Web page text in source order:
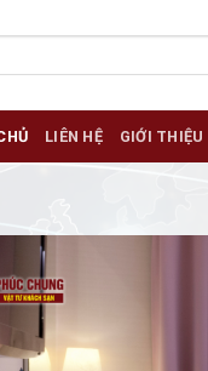
LIÊN HỆ GIỚI THIỆU